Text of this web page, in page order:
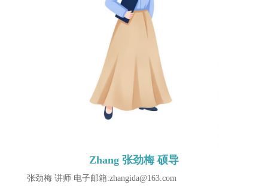
Zhang 张劲梅 硕导
张劲梅 讲师 电子邮箱:zhangida@163.com